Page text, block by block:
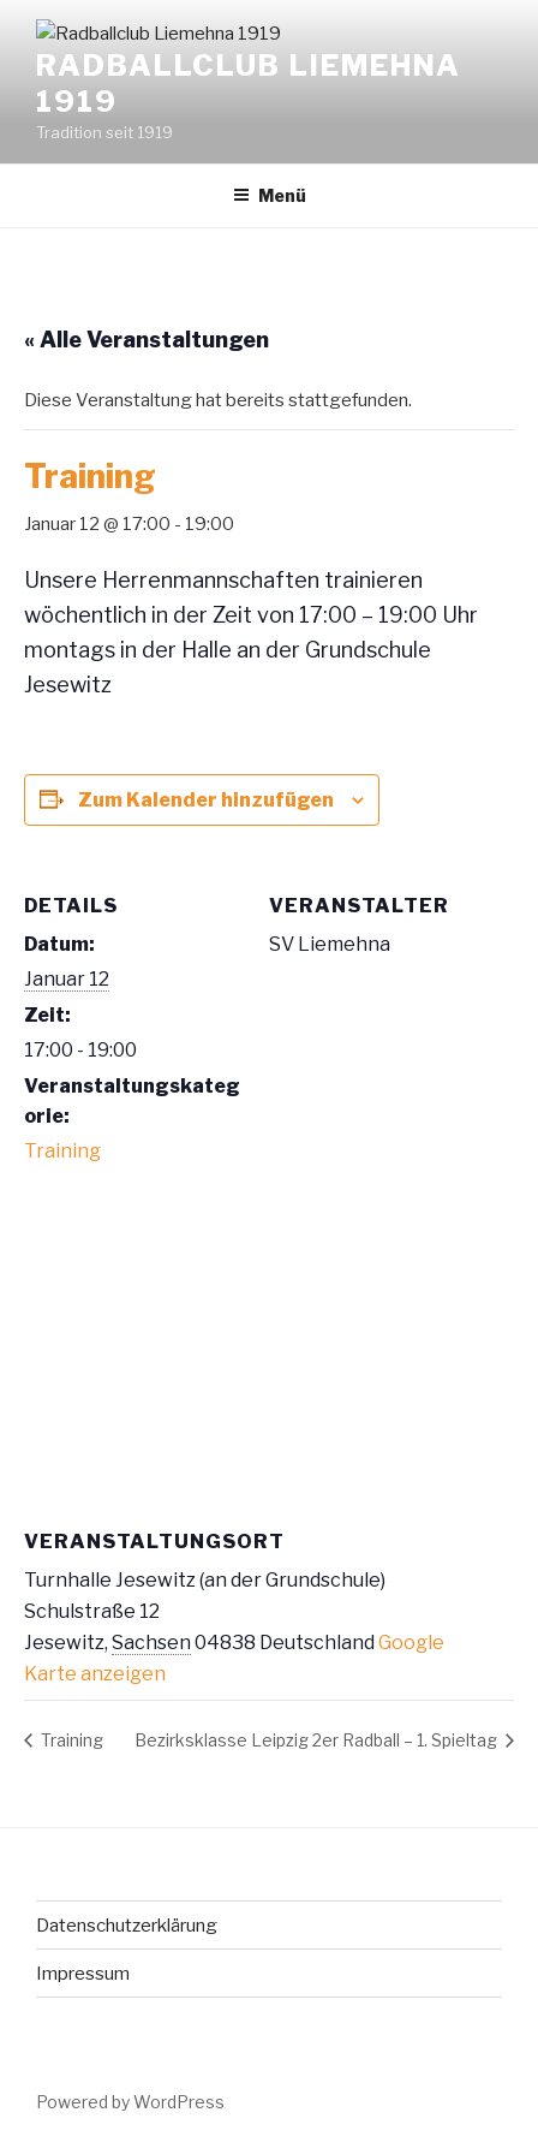
Inhalt
springen
+++ Folge uns auf
RADBALLCLUB LIEMEHNA
1919
Tradition seit 1919
Menü
« Alle Veranstaltungen
Diese Veranstaltung hat bereits stattgefunden.
Training
Januar 12 @ 17:00 - 19:00
Unsere Herrenmannschaften trainieren
wöchentlich in der Zeit von 17:00 – 19:00 Uhr
montags in der Halle an der Grundschule
Jesewitz
Zum Kalender hinzufügen
DETAILS
Datum:
Januar 12
Zeit:
17:00 - 19:00
Veranstaltungskateg
orie:
Training
VERANSTALTER
SV Liemehna
VERANSTALTUNGSORT
Turnhalle Jesewitz (an der Grundschule)
Schulstraße 12
Jesewitz, Sachsen 04838 Deutschland Google
Karte anzeigen
Training Bezirksklasse Leipzig 2er Radball – 1. Spieltag
Datenschutzerklärung
Impressum
Powered by WordPress